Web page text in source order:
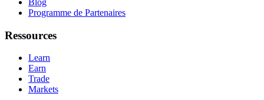
Blog
Programme de Partenaires
Ressources
Learn
Earn
Trade
Markets